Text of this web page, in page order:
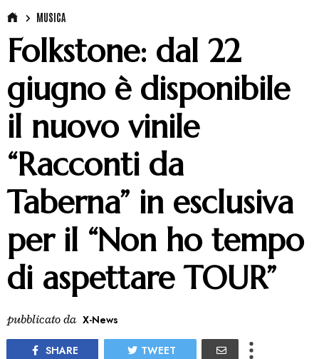
MUSICA
Folkstone: dal 22
giugno è disponibile
il nuovo vinile
“Racconti da
Taberna” in esclusiva
per il “Non ho tempo
di aspettare TOUR”
pubblicato da X-News
SHARE TWEET